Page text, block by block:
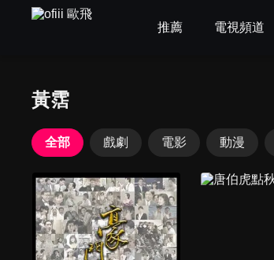
推薦 電視頻道
黃霑
全部 戲劇 電影 動漫